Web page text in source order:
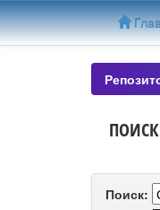
Skip
navigation
ПОИСК
Поиск: